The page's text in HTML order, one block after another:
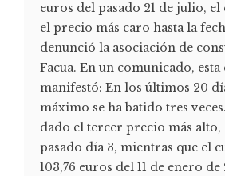
euros del pasado 21 de julio, el
el precio más caro hasta la
denunció la asociación de
Facua. En un comunicado,
manifestó: En los últimos 20
máximo se ha batido tres
dado el tercer precio más alto,
pasado día 3, mientras que el
103,76 euros del 11 de enero